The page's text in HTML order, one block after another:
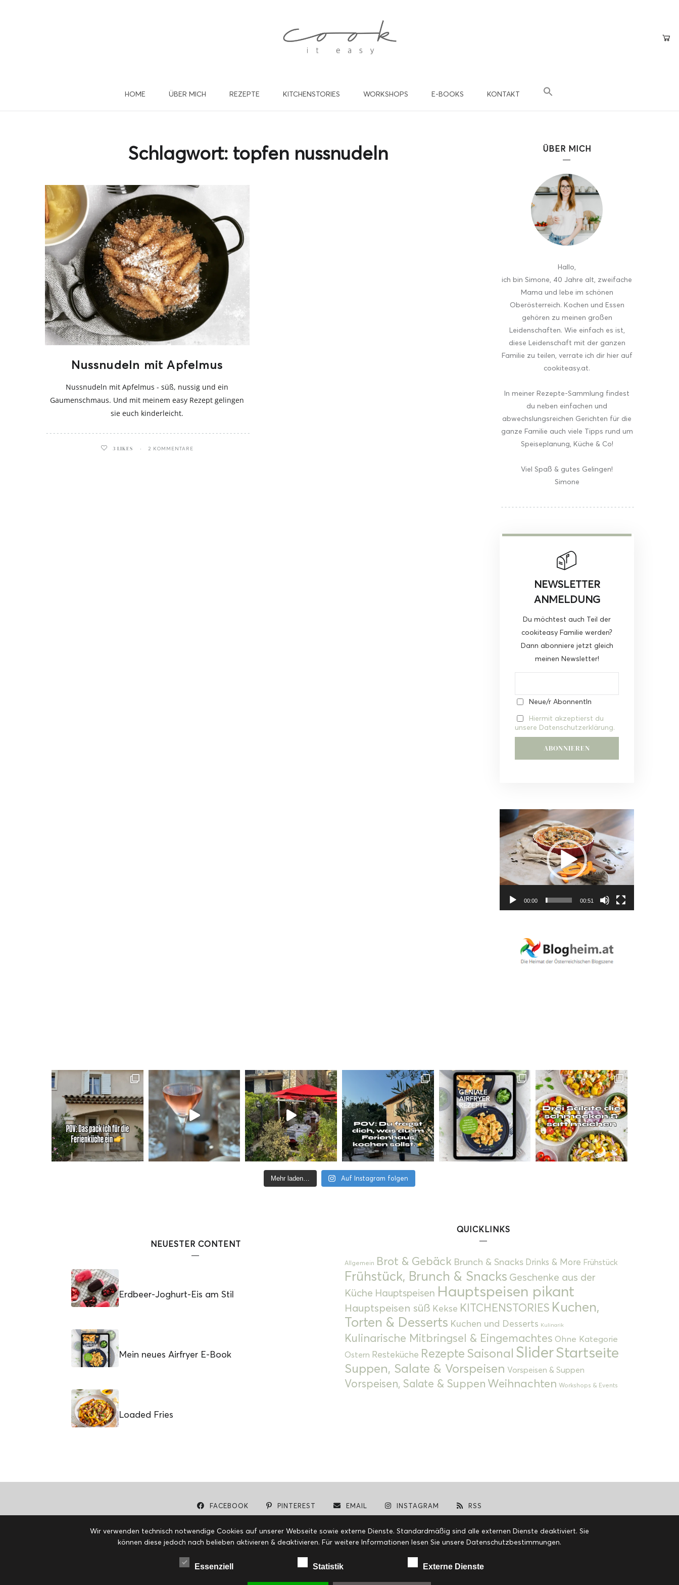
HOME ÜBER MICH REZEPTE KITCHENSTORIES WORKSHOPS E-BOOKS KONTAKT
Schlagwort: topfen nussnudeln
Nussnudeln mit Apfelmus
Nussnudeln mit Apfelmus - süß, nussig und ein
Gaumenschmaus. Und mit meinem easy Rezept gelingen
sie euch kinderleicht.
3 LIKES 2 KOMMENTARE
ÜBER MICH
Hallo
ich bin Simone, 40 Jahre alt, zweifache
Mama und lebe im schönen
Oberösterreich. Kochen und Essen
gehören zu meinen großen
Leidenschaften. Wie einfach es ist,
diese Leidenschaft mit der ganzen
Familie zu teilen, verrate ich dir hier auf
cookiteasy.at.
In meiner Rezepte-Sammlung findest
du neben einfachen und
abwechslungsreichen Gerichten für die
ganze Familie auch viele Tipps rund um
Speiseplanung, Küche & Co!
Viel Spaß & gutes Gelingen!
Simone
NEWSLETTER
ANMELDUNG
Du möchtest auch Teil der
cookiteasy Familie werden?
Dann abonniere jetzt gleich
meinen Newsletter!
Neue/r AbonnentIn
Hiermit akzeptierst du
unsere Datenschutzerklärung.
Video-
Player
00:00 00:51
Mehr laden… Auf Instagram folgen
NEUESTER CONTENT
Erdbeer-Joghurt-Eis am Stil
Mein neues Airfryer E-Book
Loaded Fries
QUICKLINKS
Allgemein Brot & Gebäck Brunch & Snacks Drinks & More Frühstück
Frühstück, Brunch & Snacks Geschenke aus der
Küche Hauptspeisen Hauptspeisen pikant
Hauptspeisen süß Kekse KITCHENSTORIES Kuchen,
Torten & Desserts Kuchen und Desserts Kulinarik
Kulinarische Mitbringsel & Eingemachtes Ohne Kategorie
Ostern Resteküche Rezepte Saisonal SliderStartseite
Suppen, Salate & Vorspeisen Vorspeisen & Suppen
Vorspeisen, Salate & Suppen Weihnachten Workshops & Events
FACEBOOK PINTEREST EMAIL INSTAGRAM RSS
×
und Beiträge mehr verpassen?
Wir verwenden technisch notwendige Cookies auf unserer Webseite sowie externe Dienste. Standardmäßig sind alle externen Dienste deaktiviert. Sie
können diese jedoch nach belieben aktivieren & deaktivieren. Für weitere Informationen lesen Sie unsere Datenschutzbestimmungen.
Essenziell Statistik Externe Dienste